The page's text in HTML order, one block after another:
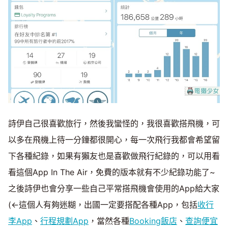
詩伊自己很喜歡旅行，然後我蠻怪的，我很喜歡搭飛機，可
以多在飛機上待一分鐘都很開心，每一次飛行我都會希望留
下各種紀錄，如果有獺友也是喜歡做飛行紀錄的，可以用看
看這個App In The Air，免費的版本就有不少紀錄功能了~
之後詩伊也會分享一些自己平常搭飛機會使用的App給大家
(←這個人有夠迷糊，出國一定要搭配各種App，包括收行
李App 、 行程規劃App ，當然各種Booking飯店 、 查詢便宜